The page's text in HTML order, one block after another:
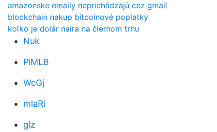
amazonske emaily neprichádzajú cez gmail
blockchain nakup bitcoinové poplatky
koľko je dolár naira na čiernom trhu
Nuk
PlMLB
WcGj
mlaRi
glz